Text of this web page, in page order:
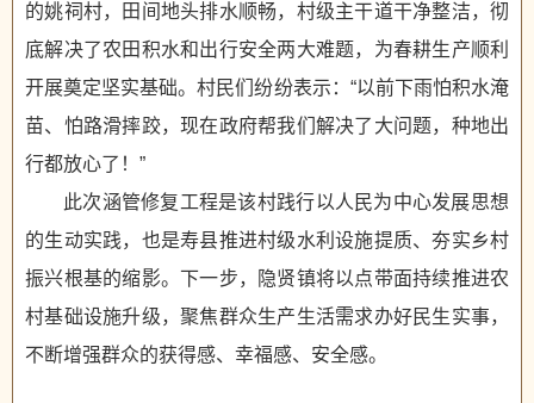
的姚祠村，田间地头排水顺畅，村级主干道干净整洁，彻
底解决了农田积水和出行安全两大难题，为春耕生产顺利
开展奠定坚实基础。村民们纷纷表示：“以前下雨怕积水淹
苗、怕路滑摔跤，现在政府帮我们解决了大问题，种地出
行都放心了！”
此次涵管修复工程是该村践行以人民为中心发展思想
的生动实践，也是寿县推进村级水利设施提质、夯实乡村
振兴根基的缩影。下一步，隐贤镇将以点带面持续推进农
村基础设施升级，聚焦群众生产生活需求办好民生实事，
不断增强群众的获得感、幸福感、安全感。